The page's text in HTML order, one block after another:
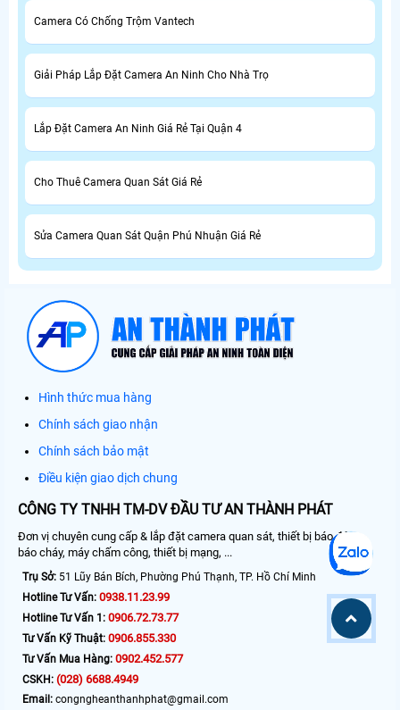
Camera Có Chống Trộm Vantech
Giải Pháp Lắp Đặt Camera An Ninh Cho Nhà Trọ
Lắp Đặt Camera An Ninh Giá Rẻ Tại Quận 4
Cho Thuê Camera Quan Sát Giá Rẻ
Sửa Camera Quan Sát Quận Phú Nhuận Giá Rẻ
Hình thức mua hàng
Chính sách giao nhận
Chính sách bảo mật
Điều kiện giao dịch chung
CÔNG TY TNHH TM-DV ĐẦU TƯ AN THÀNH PHÁT
Đơn vị chuyên cung cấp & lắp đặt camera quan sát, thiết bị báo động,
báo cháy, máy chấm công, thiết bị mạng, ...
Trụ Sở: 51 Lũy Bán Bích, Phường Phú Thạnh, TP. Hồ Chí Minh
Hotline Tư Vấn: 0938.11.23.99
Hotline Tư Vấn 1: 0906.72.73.77
Tư Vấn Kỹ Thuật: 0906.855.330
Tư Vấn Mua Hàng: 0902.452.577
CSKH: (028) 6688.4949
Email: congngheanthanhphat@gmail.com